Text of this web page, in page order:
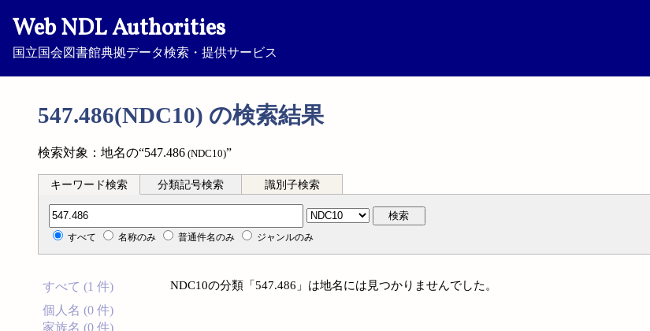
Web NDL Authorities
国立国会図書館典拠データ検索・提供サービス
547.486(NDC10) の検索結果
検索対象：地名の“547.486 (NDC10)”
キーワード検索 分類記号検索 識別子検索
分類記号検索 検索
すべて 名称のみ 普通件名のみ ジャンルのみ
すべて (1 件)
個人名 (0 件)
家族名 (0 件)
NDC10の分類「547.486」は地名には見つかりませんでした。